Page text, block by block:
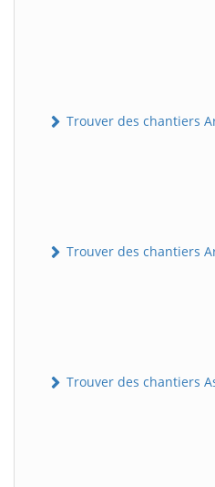
Trouver des chantiers
Trouver des chantiers
Trouver des chantiers